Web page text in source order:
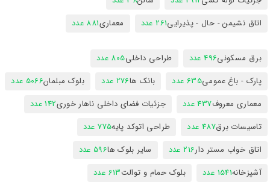
اتاق نشیمن - حال - پذیرایی261 عدد معماری881 عدد
برق مسکونی496 عدد طراحی داخلی805 عدد
پارک - باغ عمومی635 عدد بانک ها276 عدد بلوک مبلمان5066 عدد
معماری معروف437 عدد جزئیات فضای داخلی ناهار خوری142 عدد
تاسیسات برق487 عدد طراحی اتوکد پایه775 عدد
اتاق خواب مستر دار216 عدد سایر بلوک ها596 عدد
آشپزخانه1541 عدد بلوک حمام و توالت613 عدد